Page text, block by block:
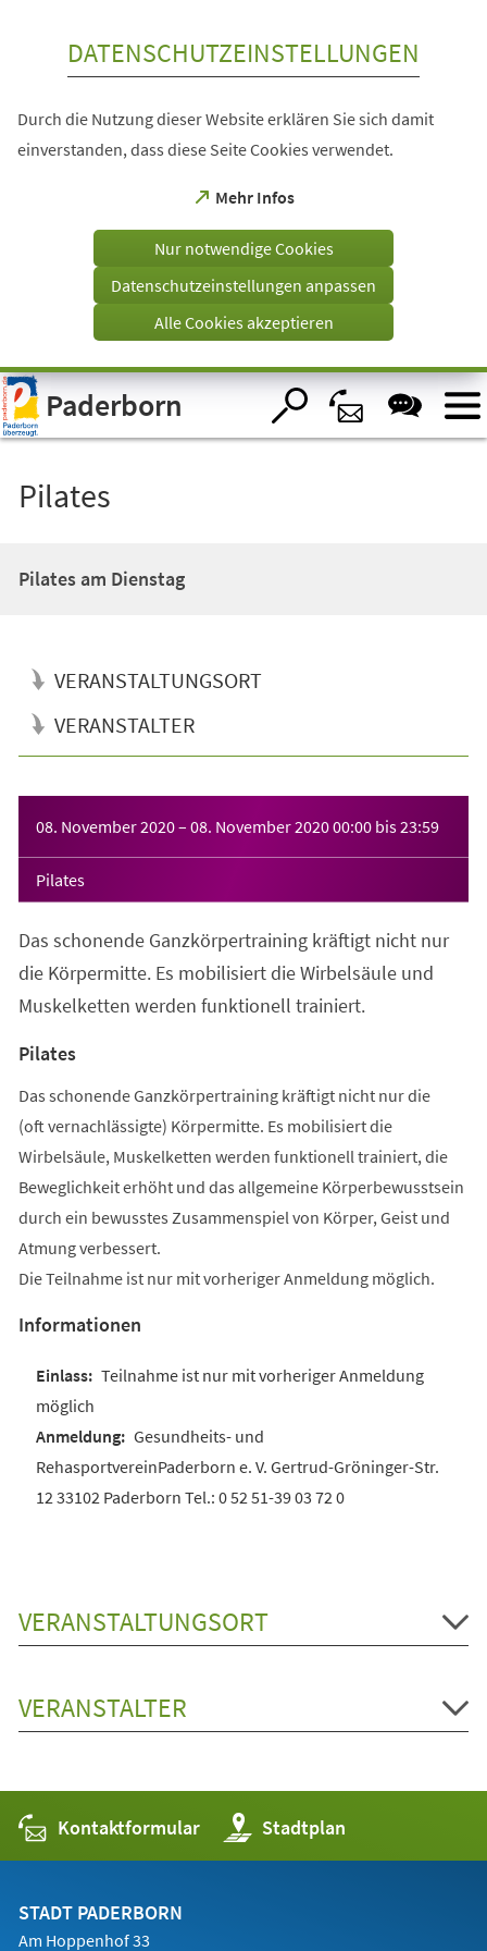
Visuelle
Assistenzsoftware
öffnen.
DATENSCHUTZEINSTELLUNGEN
Durch die Nutzung dieser Website erklären Sie sich damit
einverstanden, dass diese Seite Cookies verwendet.
Mehr Infos
(Öffnet
einem
Tab)
Nur notwendige Cookies
Datenschutzeinstellungen anpassen
Alle Cookies akzeptieren
Paderborn
Pilates
Pilates am Dienstag
VERANSTALTUNGSORT
VERANSTALTER
08. November 2020– 08. November 202000:00 bis23:59
Pilates
Das schonende Ganzkörpertraining kräftigt nicht nur
die Körpermitte. Es mobilisiert die Wirbelsäule und
Muskelketten werden funktionell trainiert.
Pilates
Das schonende Ganzkörpertraining kräftigt nicht nur die
(oft vernachlässigte) Körpermitte. Es mobilisiert die
Wirbelsäule, Muskelketten werden funktionell trainiert, die
Beweglichkeit erhöht und das allgemeine Körperbewusstsein
durch ein bewusstes Zusammenspiel von Körper, Geist und
Atmung verbessert.
Die Teilnahme ist nur mit vorheriger Anmeldung möglich.
Informationen
Teilnahme ist nur mit vorheriger Anmeldung
möglich
Gesundheits- und
RehasportvereinPaderborn e. V. Gertrud-Gröninger-Str.
12 33102 Paderborn Tel.: 0 52 51-39 03 72 0
VERANSTALTUNGSORT
VERANSTALTER
Kontaktformular Stadtplan
(Öffnet
in
einem
STADT PADERBORN
Am Hoppenhof 33